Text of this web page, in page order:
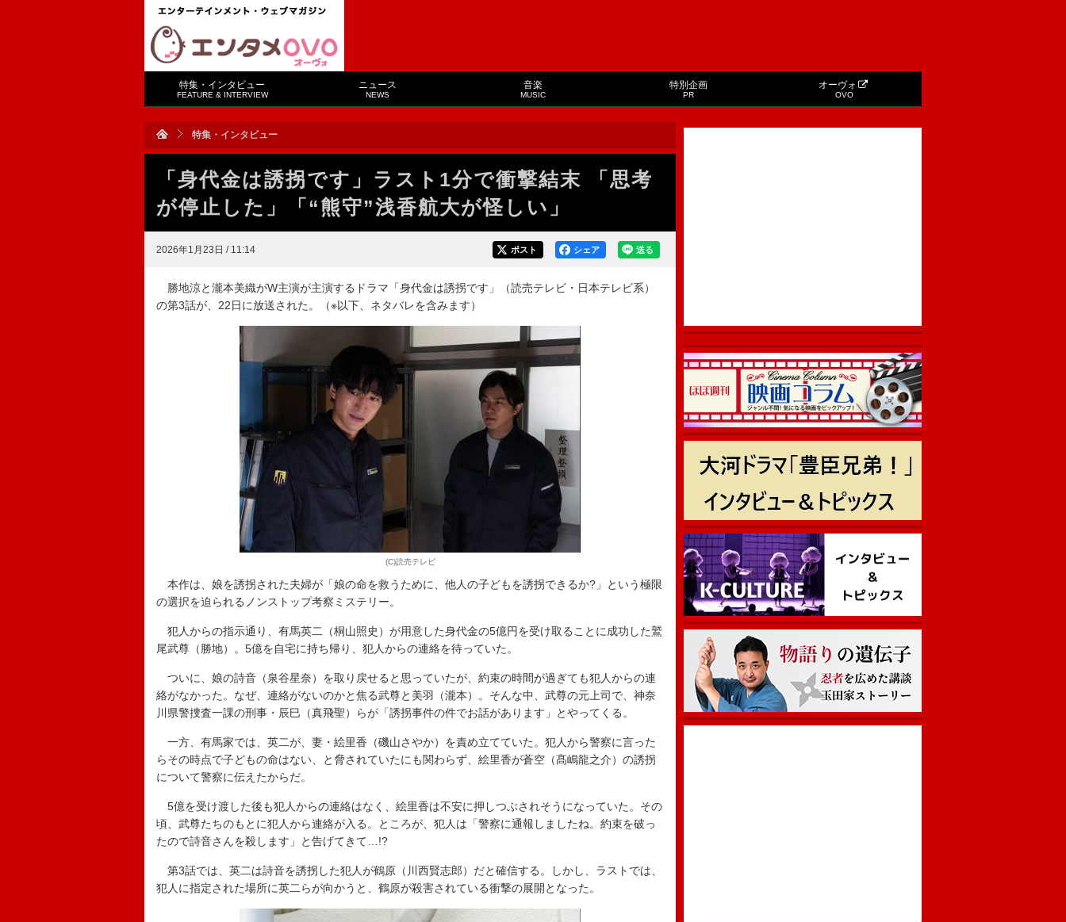
特集・インタビュー
FEATURE & INTERVIEW
ニュース
NEWS
音楽
MUSIC
特別企画
PR
オーヴォ
OVO
特集・インタビュー
「身代金は誘拐です」ラスト1分で衝撃結末 「思考
が停止した」「“熊守”浅香航大が怪しい」
2026年1月23日 / 11:14 送る
シェア
ポスト
勝地涼と瀧本美織がW主演が主演するドラマ「身代金は誘拐です」（読売テレビ・日本テレビ系）
の第3話が、22日に放送された。（※以下、ネタバレを含みます）
(C)読売テレビ
本作は、娘を誘拐された夫婦が「娘の命を救うために、他人の子どもを誘拐できるか?」という極限
の選択を迫られるノンストップ考察ミステリー。
犯人からの指示通り、有馬英二（桐山照史）が用意した身代金の5億円を受け取ることに成功した鷲
尾武尊（勝地）。5億を自宅に持ち帰り、犯人からの連絡を待っていた。
ついに、娘の詩音（泉谷星奈）を取り戻せると思っていたが、約束の時間が過ぎても犯人からの連
絡がなかった。なぜ、連絡がないのかと焦る武尊と美羽（瀧本）。そんな中、武尊の元上司で、神奈
川県警捜査一課の刑事・辰巳（真飛聖）らが「誘拐事件の件でお話があります」とやってくる。
一方、有馬家では、英二が、妻・絵里香（磯山さやか）を責め立てていた。犯人から警察に言った
らその時点で子どもの命はない、と脅されていたにも関わらず、絵里香が蒼空（髙嶋龍之介）の誘拐
について警察に伝えたからだ。
5億を受け渡した後も犯人からの連絡はなく、絵里香は不安に押しつぶされそうになっていた。その
頃、武尊たちのもとに犯人から連絡が入る。ところが、犯人は「警察に通報しましたね。約束を破っ
たので詩音さんを殺します」と告げてきて…!?
第3話では、英二は詩音を誘拐した犯人が鶴原（川西賢志郎）だと確信する。しかし、ラストでは、
犯人に指定された場所に英二らが向かうと、鶴原が殺害されている衝撃の展開となった。